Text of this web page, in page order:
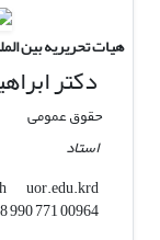
هیات تحریریه بین
دکتر
حقوق عمومی
استاد
ibrahim.salih
uor.edu.krd
00964 771 990 9008